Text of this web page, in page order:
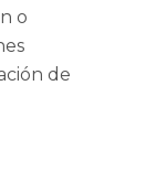
o
de